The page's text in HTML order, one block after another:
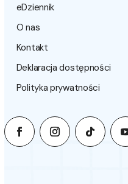
eDziennik
O nas
Kontakt
Deklaracja dostępności
Polityka prywatności